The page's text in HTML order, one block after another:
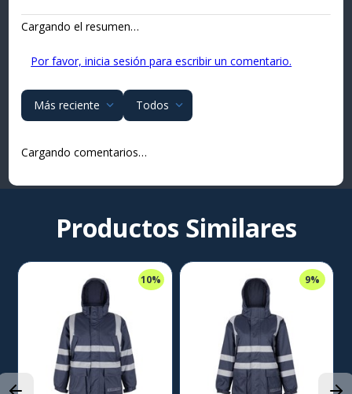
Cargando el resumen…
Por favor, inicia sesión para escribir un comentario.
Más reciente Todos
Cargando comentarios…
Productos Similares
10% 9%